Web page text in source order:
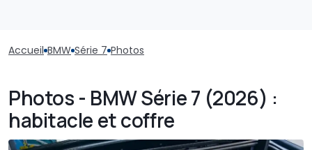
Accueil BMW Série 7 Photos
Photos - BMW Série 7 (2026) :
habitacle et coffre